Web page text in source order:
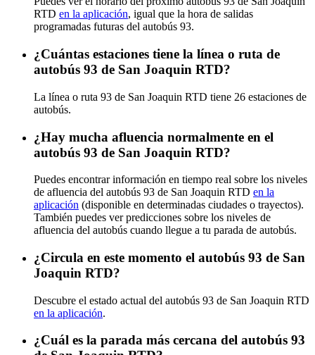
RTD en la aplicación, igual que la hora de salidas
programadas futuras del autobús 93.
¿Cuántas estaciones tiene la línea o ruta de
autobús 93 de San Joaquin RTD?
La línea o ruta 93 de San Joaquin RTD tiene 26 estaciones de
autobús.
¿Hay mucha afluencia normalmente en el
autobús 93 de San Joaquin RTD?
Puedes encontrar información en tiempo real sobre los niveles
de afluencia del autobús 93 de San Joaquin RTD en la
aplicación (disponible en determinadas ciudades o trayectos).
También puedes ver predicciones sobre los niveles de
afluencia del autobús cuando llegue a tu parada de autobús.
¿Circula en este momento el autobús 93 de San
Joaquin RTD?
Descubre el estado actual del autobús 93 de San Joaquin RTD
en la aplicación.
¿Cuál es la parada más cercana del autobús 93